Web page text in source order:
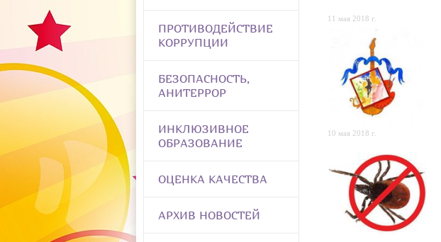
ПРОТИВОДЕЙСТВИЕ
КОРРУПЦИИ
БЕЗОПАСНОСТЬ,
АНИТЕРРОР
ИНКЛЮЗИВНОЕ
ОБРАЗОВАНИЕ
ОЦЕНКА КАЧЕСТВА
АРХИВ НОВОСТЕЙ
11 мая 2018 г.
10 мая 2018 г.